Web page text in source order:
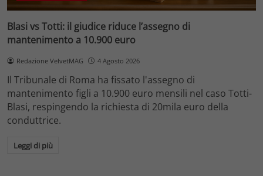
Blasi vs Totti: il giudice riduce l’assegno di
mantenimento a 10.900 euro
Redazione VelvetMAG 4 Agosto 2026
Il Tribunale di Roma ha fissato l'assegno di
mantenimento figli a 10.900 euro mensili nel caso Totti-
Blasi, respingendo la richiesta di 20mila euro della
conduttrice.
Leggi di più